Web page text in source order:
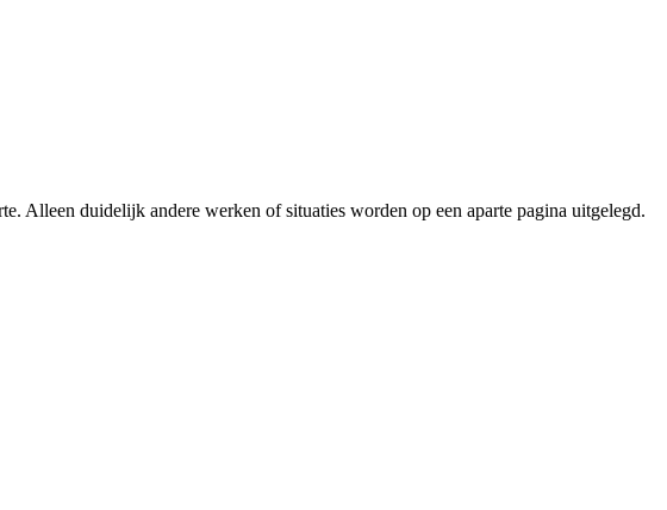
Alleen duidelijk andere werken of situaties worden op een aparte pagina uitgelegd.